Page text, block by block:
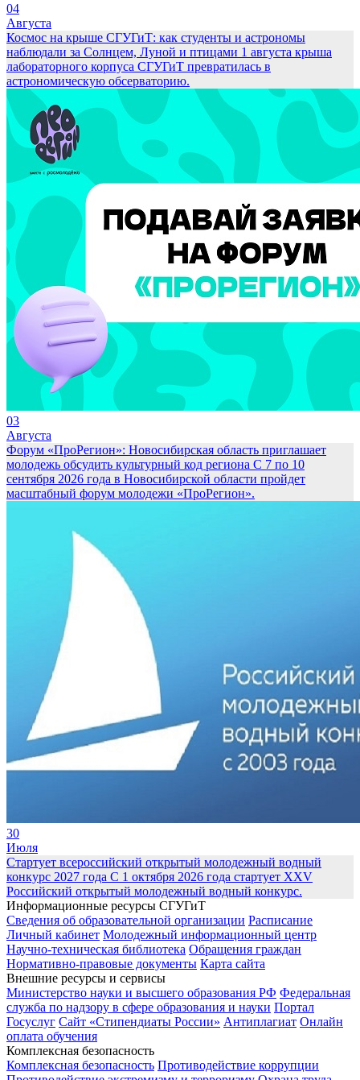
04
Августа
Космос на крыше СГУГиТ: как студенты и астрономы
наблюдали за Солнцем, Луной и птицами 1 августа крыша
лабораторного корпуса СГУГиТ превратилась в
астрономическую обсерваторию.
03
Августа
Форум «ПроРегион»: Новосибирская область приглашает
молодежь обсудить культурный код региона С 7 по 10
сентября 2026 года в Новосибирской области пройдет
масштабный форум молодежи «ПроРегион».
30
Июля
Стартует всероссийский открытый молодежный водный
конкурс 2027 года С 1 октября 2026 года стартует XXV
Российский открытый молодежный водный конкурс.
Информационные ресурсы СГУГиТ
Сведения об образовательной организации Расписание
Личный кабинет Молодежный информационный центр
Научно-техническая библиотека Обращения граждан
Нормативно-правовые документы Карта сайта
Внешние ресурсы и сервисы
Министерство науки и высшего образования РФ Федеральная
служба по надзору в сфере образования и науки Портал
Госуслуг Сайт «Стипендиаты России» Антиплагиат Онлайн
оплата обучения
Комплексная безопасность
Комплексная безопасность Противодействие коррупции